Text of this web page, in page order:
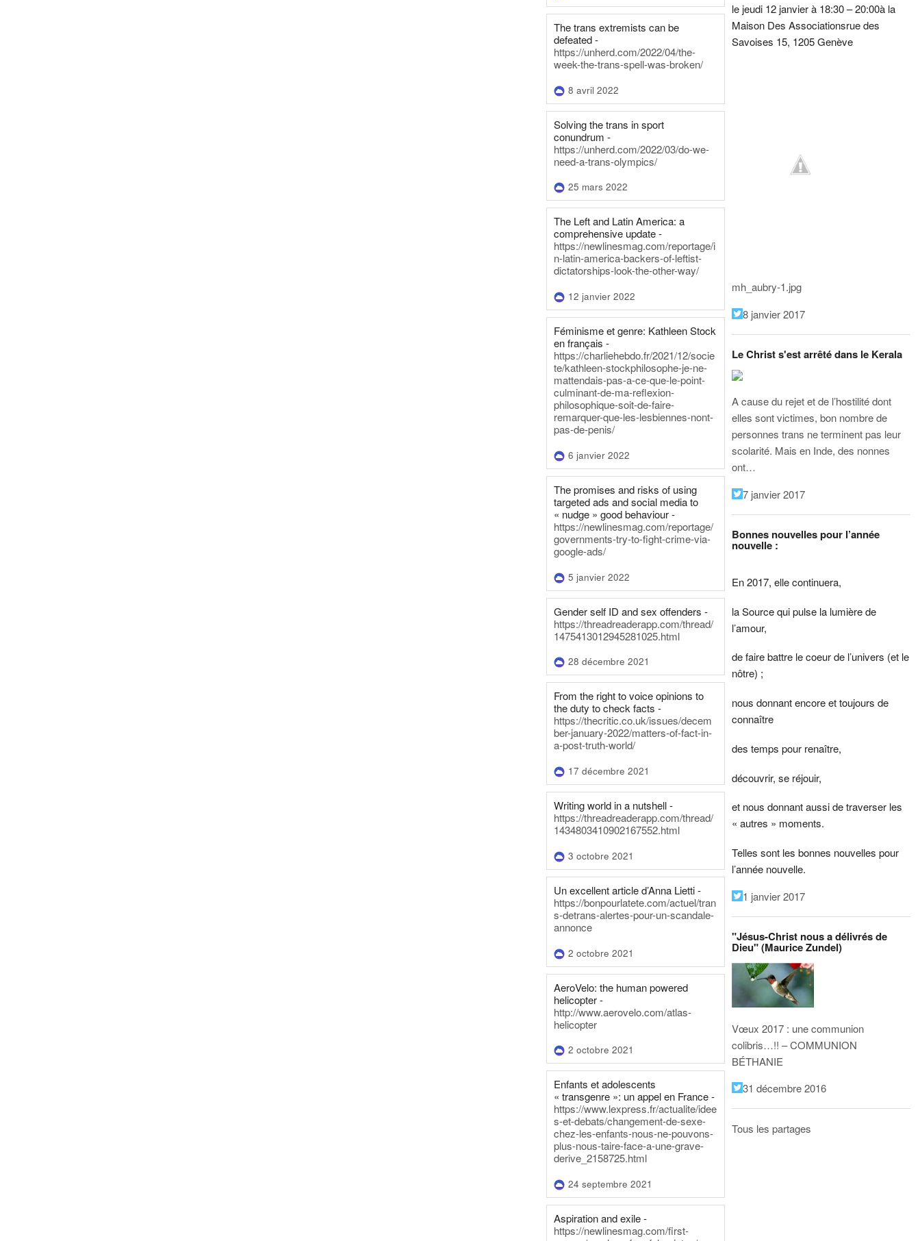
The trans extremists can be
defeated -
https://unherd.com/2022/04/the-
week-the-trans-spell-was-broken/
8 avril 2022
Solving the trans in sport
conundrum -
https://unherd.com/2022/03/do-we-
need-a-trans-olympics/
25 mars 2022
The Left and Latin America: a
comprehensive update -
https://newlinesmag.com/reportage/i
n-latin-america-backers-of-leftist-
dictatorships-look-the-other-way/
12 janvier 2022
Féminisme et genre: Kathleen Stock
en français -
https://charliehebdo.fr/2021/12/socie
te/kathleen-stockphilosophe-je-ne-
mattendais-pas-a-ce-que-le-point-
culminant-de-ma-reflexion-
philosophique-soit-de-faire-
remarquer-que-les-lesbiennes-nont-
pas-de-penis/
6 janvier 2022
The promises and risks of using
targeted ads and social media to
« nudge » good behaviour -
https://newlinesmag.com/reportage/
governments-try-to-fight-crime-via-
google-ads/
5 janvier 2022
Gender self ID and sex offenders -
https://threadreaderapp.com/thread/
1475413012945281025.html
28 décembre 2021
From the right to voice opinions to
the duty to check facts -
https://thecritic.co.uk/issues/decem
ber-january-2022/matters-of-fact-in-
a-post-truth-world/
17 décembre 2021
Writing world in a nutshell -
https://threadreaderapp.com/thread/
1434803410902167552.html
3 octobre 2021
Un excellent article d’Anna Lietti -
https://bonpourlatete.com/actuel/tran
s-detrans-alertes-pour-un-scandale-
annonce
2 octobre 2021
AeroVelo: the human powered
helicopter -
http://www.aerovelo.com/atlas-
helicopter
2 octobre 2021
Enfants et adolescents
« transgenre »: un appel en France -
https://www.lexpress.fr/actualite/idee
s-et-debats/changement-de-sexe-
chez-les-enfants-nous-ne-pouvons-
plus-nous-taire-face-a-une-grave-
derive_2158725.html
24 septembre 2021
Aspiration and exile -
https://newlinesmag.com/first-
le jeudi 12 janvier à 18:30 – 20:00à la
Maison Des Associationsrue des
Savoises 15, 1205 Genève
mh_aubry-1.jpg
8 janvier 2017
Le Christ s'est arrêté dans le Kerala
A cause du rejet et de l’hostilité dont
elles sont victimes, bon nombre de
personnes trans ne terminent pas leur
scolarité. Mais en Inde, des nonnes
ont…
7 janvier 2017
Bonnes nouvelles pour l’année
nouvelle :
En 2017, elle continuera,
la Source qui pulse la lumière de
l’amour,
de faire battre le coeur de l’univers (et le
nôtre) ;
nous donnant encore et toujours de
connaître
des temps pour renaître,
découvrir, se réjouir,
et nous donnant aussi de traverser les
« autres » moments.
Telles sont les bonnes nouvelles pour
l’année nouvelle.
1 janvier 2017
"Jésus-Christ nous a délivrés de
Dieu" (Maurice Zundel)
Vœux 2017 : une communion
colibris…!! – COMMUNION
BÉTHANIE
31 décembre 2016
Tous les partages